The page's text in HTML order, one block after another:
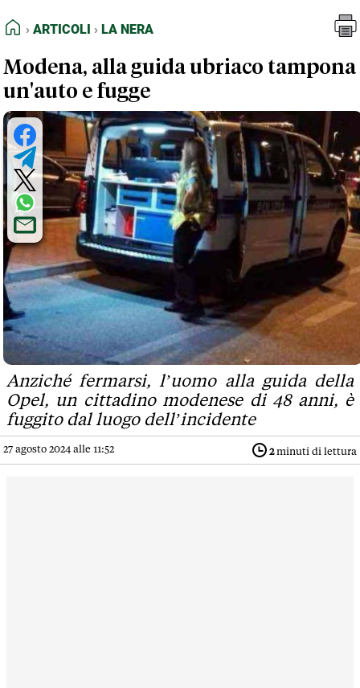
FEED RSS
NORMATIVE DEONTOLOGICHE
TERMINI e CONDIZIONI
HOME
ARTICOLI LA NERA
Modena, alla guida ubriaco tampona
un'auto e fugge
Anziché fermarsi, l’uomo alla guida della
Opel, un cittadino modenese di 48 anni, è
fuggito dal luogo dell’incidente
27 agosto 2024 alle 11:52 2minuti di lettura